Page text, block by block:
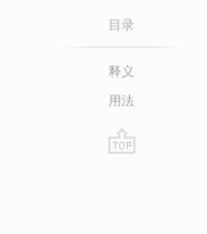
目录
释义
用法